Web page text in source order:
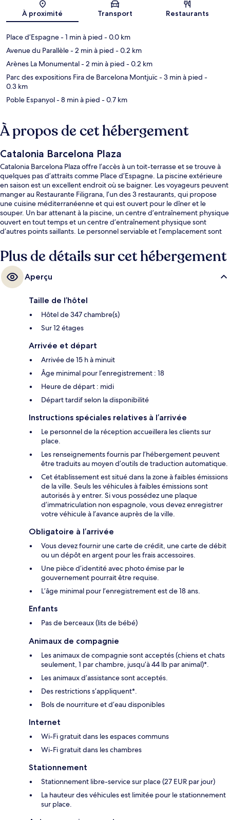
Carte
À proximité Transport Restaurants
Place d’Espagne- 1 min à pied - 0.0 km
Avenue du Parallèle- 2 min à pied - 0.2 km
Arènes La Monumental- 2 min à pied - 0.2 km
Parc des expositions Fira de Barcelona Montjuïc- 3 min à pied -
0.3 km
Poble Espanyol- 8 min à pied - 0.7 km
À propos de cet hébergement
Catalonia Barcelona Plaza
Catalonia Barcelona Plaza offre l’accès à un toit-terrasse et se trouve à
quelques pas d’attraits comme Place d’Espagne. La piscine extérieure
en saison est un excellent endroit où se baigner. Les voyageurs peuvent
manger au Restaurante Filigrana, l’un des 3 restaurants, qui propose
une cuisine méditerranéenne et qui est ouvert pour le dîner et le
souper. Un bar attenant à la piscine, un centre d’entraînement physique
ouvert en tout temps et un centre d’entraînement physique sont
d’autres points saillants. Le personnel serviable et l’emplacement sont
trouve à quelques minutes de marche : Station de métro España est à
quelques pas et Station de métro España se trouve à 2 minutes.
Plus de détails sur cet hébergement
Aperçu
Taille de l’hôtel
Hôtel de 347 chambre(s)
Sur 12 étages
Arrivée et départ
Arrivée de 15 h à minuit
Âge minimal pour l’enregistrement : 18
Heure de départ : midi
Départ tardif selon la disponibilité
Instructions spéciales relatives à l’arrivée
Le personnel de la réception accueillera les clients sur
place.
Les renseignements fournis par l’hébergement peuvent
être traduits au moyen d’outils de traduction automatique.
Cet établissement est situé dans la zone à faibles émissions
de la ville. Seuls les véhicules à faibles émissions sont
autorisés à y entrer. Si vous possédez une plaque
d’immatriculation non espagnole, vous devez enregistrer
votre véhicule à l’avance auprès de la ville.
Obligatoire à l’arrivée
Vous devez fournir une carte de crédit, une carte de débit
ou un dépôt en argent pour les frais accessoires.
Une pièce d’identité avec photo émise par le
gouvernement pourrait être requise.
L’âge minimal pour l’enregistrement est de 18 ans.
Enfants
Pas de berceaux (lits de bébé)
Animaux de compagnie
Les animaux de compagnie sont acceptés (chiens et chats
seulement, 1 par chambre, jusqu’à 44 lb par animal)*.
Les animaux d’assistance sont acceptés.
Des restrictions s’appliquent*.
Bols de nourriture et d’eau disponibles
Internet
Wi-Fi gratuit dans les espaces communs
Wi-Fi gratuit dans les chambres
Stationnement
Stationnement libre-service sur place (27 EUR par jour)
La hauteur des véhicules est limitée pour le stationnement
sur place.